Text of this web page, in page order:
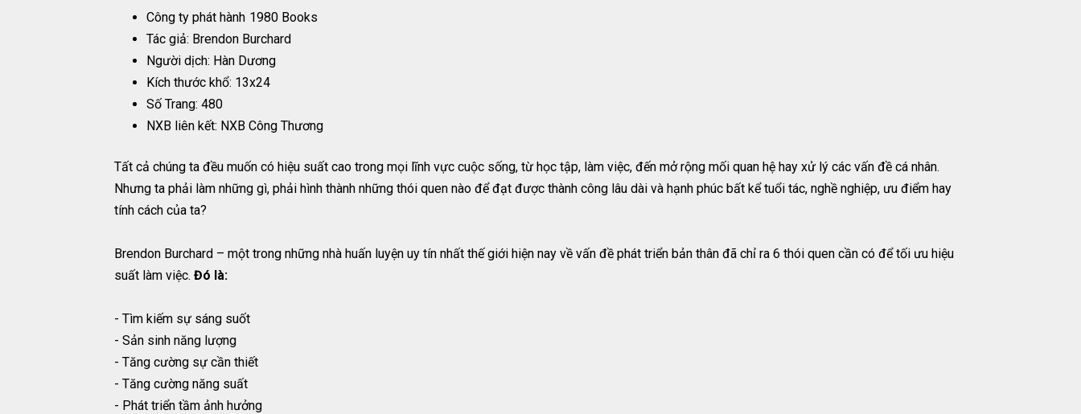
Công ty phát hành 1980 Books
Tác giả: Brendon Burchard
Người dịch: Hàn Dương
Kích thước khổ: 13x24
Số Trang: 480
NXB liên kết: NXB Công Thương
Tất cả chúng ta đều muốn có hiệu suất cao trong mọi lĩnh vực cuộc sống, từ học tập, làm việc, đến mở rộng mối quan hệ hay xử lý các vấn đề cá nhân.
Nhưng ta phải làm những gì, phải hình thành những thói quen nào để đạt được thành công lâu dài và hạnh phúc bất kể tuổi tác, nghề nghiệp, ưu điểm hay
tính cách của ta?
Brendon Burchard – một trong những nhà huấn luyện uy tín nhất thế giới hiện nay về vấn đề phát triển bản thân đã chỉ ra 6 thói quen cần có để tối ưu hiệu
suất làm việc. Đó là:
- Tìm kiếm sự sáng suốt
- Sản sinh năng lượng
- Tăng cường sự cần thiết
- Tăng cường năng suất
- Phát triển tầm ảnh hưởng